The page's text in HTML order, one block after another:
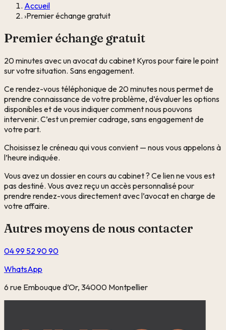
Accueil
›Premier échange gratuit
Premier échange gratuit
20 minutes avec un avocat du cabinet Kyros pour faire le point
sur votre situation. Sans engagement.
Ce rendez-vous téléphonique de 20 minutes nous permet de
prendre connaissance de votre problème, d’évaluer les options
disponibles et de vous indiquer comment nous pouvons
intervenir. C’est un premier cadrage, sans engagement de
votre part.
Choisissez le créneau qui vous convient — nous vous appelons à
l’heure indiquée.
Vous avez un dossier en cours au cabinet ? Ce lien ne vous est
pas destiné. Vous avez reçu un accès personnalisé pour
prendre rendez-vous directement avec l’avocat en charge de
votre affaire.
Autres moyens de nous contacter
04 99 52 90 90
WhatsApp
6 rue Embouque d’Or, 34000 Montpellier